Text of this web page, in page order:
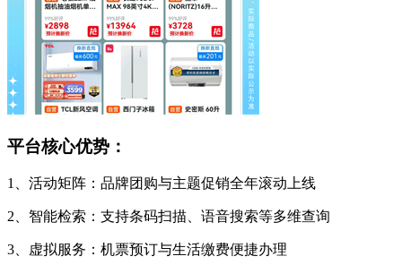
平台核心优势：
1、活动矩阵：品牌团购与主题促销全年滚动上线
2、智能检索：支持条码扫描、语音搜索等多维查询
3、虚拟服务：机票预订与生活缴费便捷办理